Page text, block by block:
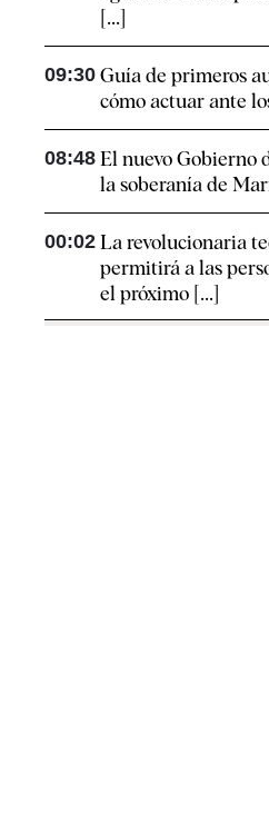
[...]
09:30 Guía de primeros
cómo actuar ante
08:48 El nuevo Gobierno
la soberanía de
00:02 La revolucionaria
permitirá a las
el próximo [...]